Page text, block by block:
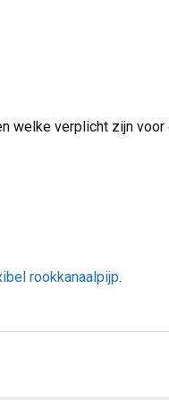
welke verplicht zijn
rookkanaalpijp.